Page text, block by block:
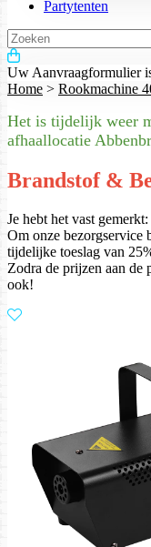
Partytenten
Uw Aanvraagformulier
Home > Rookmachine
Het is tijdelijk weer
afhaallocatie
Brandstof &
Je hebt het vast
Om onze bezorgservice
tijdelijke toeslag van
Zodra de prijzen aan
ook!